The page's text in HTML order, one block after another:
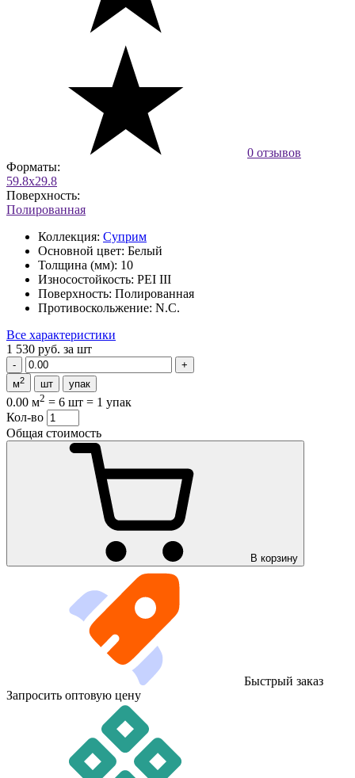
0 отзывов
Форматы:
59.8x29.8
Поверхность:
Полированная
Коллекция: Суприм
Основной цвет: Белый
Толщина (мм): 10
Износостойкость: PEI III
Поверхность: Полированная
Противоскольжение: N.C.
Все характеристики
1 530 руб. за шт
м2 шт упак
0.00 м2 = 6 шт = 1 упак
Кол-во
Общая стоимость
В корзину
Быстрый заказ
Запросить оптовую цену